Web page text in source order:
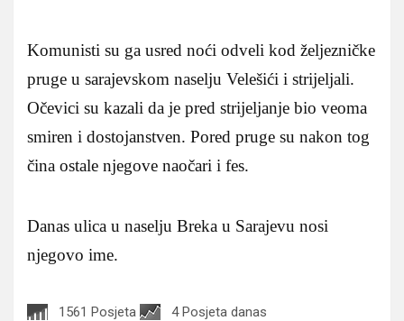
Komunisti su ga usred noći odveli kod željezničke
pruge u sarajevskom naselju Velešići i strijeljali.
Očevici su kazali da je pred strijeljanje bio veoma
smiren i dostojanstven. Pored pruge su nakon tog
čina ostale njegove naočari i fes.
Danas ulica u naselju Breka u Sarajevu nosi
njegovo ime.
1561 Posjeta 4 Posjeta danas